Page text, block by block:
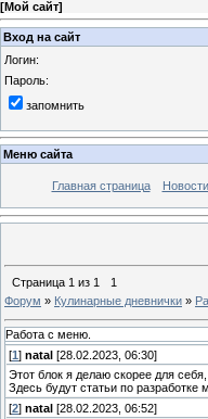
[Мой сайт]
Вход на сайт
Логин:
Пароль:
запомнить
Меню сайта
Главная страница
Страница 1 из 1
1
Форум » Кулинарные дневнички »
Работа с меню.
[1 ] natal [28.02.2023, 06:30]
Этот блок я делаю скорее для
Здесь будут статьи по
[2] natal [28.02.2023, 06:52]